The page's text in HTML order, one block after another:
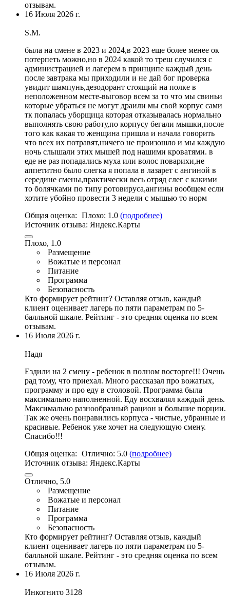
отзывам.
16 Июля 2026 г.
S.M.
была на смене в 2023 и 2024,в 2023 еще более менее ок
потерпеть можно,но в 2024 какой то треш случился с
администрацией и лагерем в принципе каждый день
после завтрака мы приходили и не дай бог проверка
увидит шампунь,дезодорант стоящий на полке в
неположенном месте-выговор всем за то что мы свиньи
которые убраться не могут драили мы свой корпус сами
тк попалась уборщица которая отказывалась нормально
выполнять свою работу,по корпусу бегали мышки,после
того как какая то женщина пришла и начала говорить
что всех их потравят,ничего не произошло и мы каждую
ночь слышали этих мышей под нашими кроватями. в
еде не раз попадались муха или волос поварихи,не
аппетитно было слегка я попала в лазарет с ангиной в
середине смены,практически весь отряд слег с какими
то болячками по типу ротовируса,ангины вообщем если
хотите убойно провести 3 недели с мышью то норм
Общая оценка: Плохо: 1.0 (подробнее)
Источник отзыва: Яндекс.Карты
Плохо, 1.0
Размещение
Вожатые и персонал
Питание
Программа
Безопасность
Кто формирует рейтинг? Оставляя отзыв, каждый
клиент оценивает лагерь по пяти параметрам по 5-
балльной шкале. Рейтинг - это средняя оценка по всем
отзывам.
16 Июля 2026 г.
Надя
Ездили на 2 смену - ребенок в полном восторге!!! Очень
рад тому, что приехал. Много рассказал про вожатых,
программу и про еду в столовой. Программа была
максимально наполненной. Еду восхвалял каждый день.
Максимально разнообразный рацион и большие порции.
Так же очень понравились корпуса - чистые, убранные и
красивые. Ребенок уже хочет на следующую смену.
Спасибо!!!
Общая оценка: Отлично: 5.0 (подробнее)
Источник отзыва: Яндекс.Карты
Отлично, 5.0
Размещение
Вожатые и персонал
Питание
Программа
Безопасность
Кто формирует рейтинг? Оставляя отзыв, каждый
клиент оценивает лагерь по пяти параметрам по 5-
балльной шкале. Рейтинг - это средняя оценка по всем
отзывам.
16 Июля 2026 г.
Инкогнито 3128